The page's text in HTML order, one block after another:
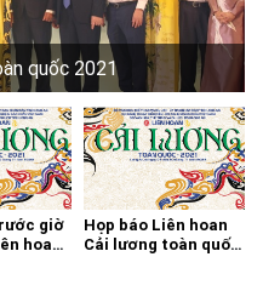
quốc 2021
giờ
hoan
Họp báo Liên hoan
Cải lương toàn quốc